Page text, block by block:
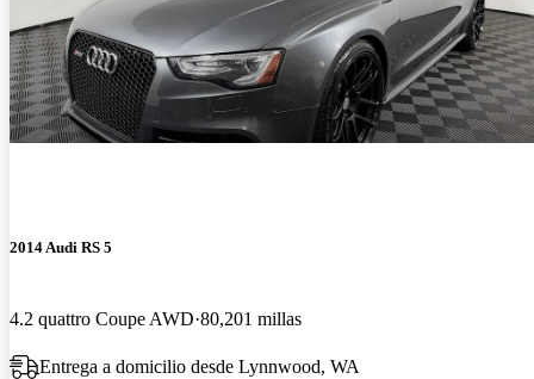
2014 Audi RS 5
4.2 quattro Coupe AWD 80,201 millas
Entrega a domicilio desde Lynnwood, WA